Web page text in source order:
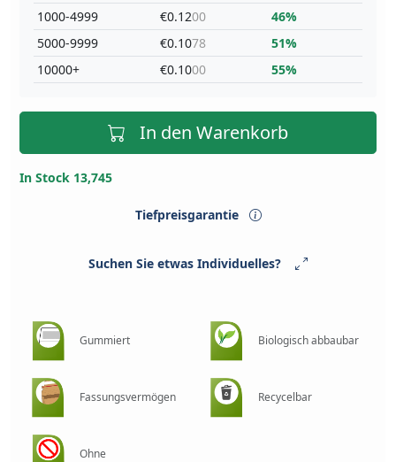
1000-4999
5000-9999
10000+
€0.1200
€0.1078
€0.1000
46%
51%
55%
In den Warenkorb
In Stock 13,745
Tiefpreisgarantie
Suchen Sie etwas Individuelles?
Gummiert Biologisch abbaubar
Fassungsvermögen Recycelbar
Ohne